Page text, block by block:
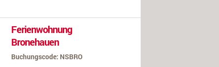
Ferienwohnung
Bronehauen
Buchungscode: NSBRO